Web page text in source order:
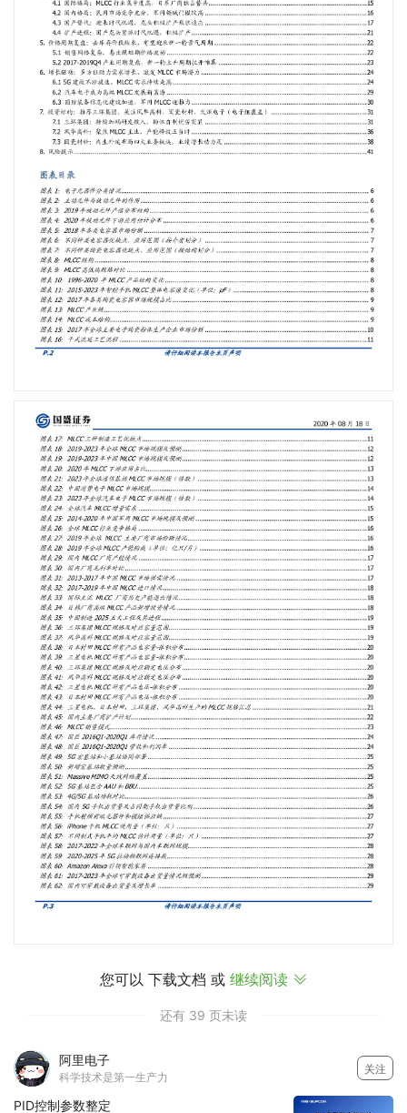
您可以 下载文档 或 继续阅读 
还有 39 页未读
阿里电子
科学技术是第一生产力
关注
PID控制参数整定